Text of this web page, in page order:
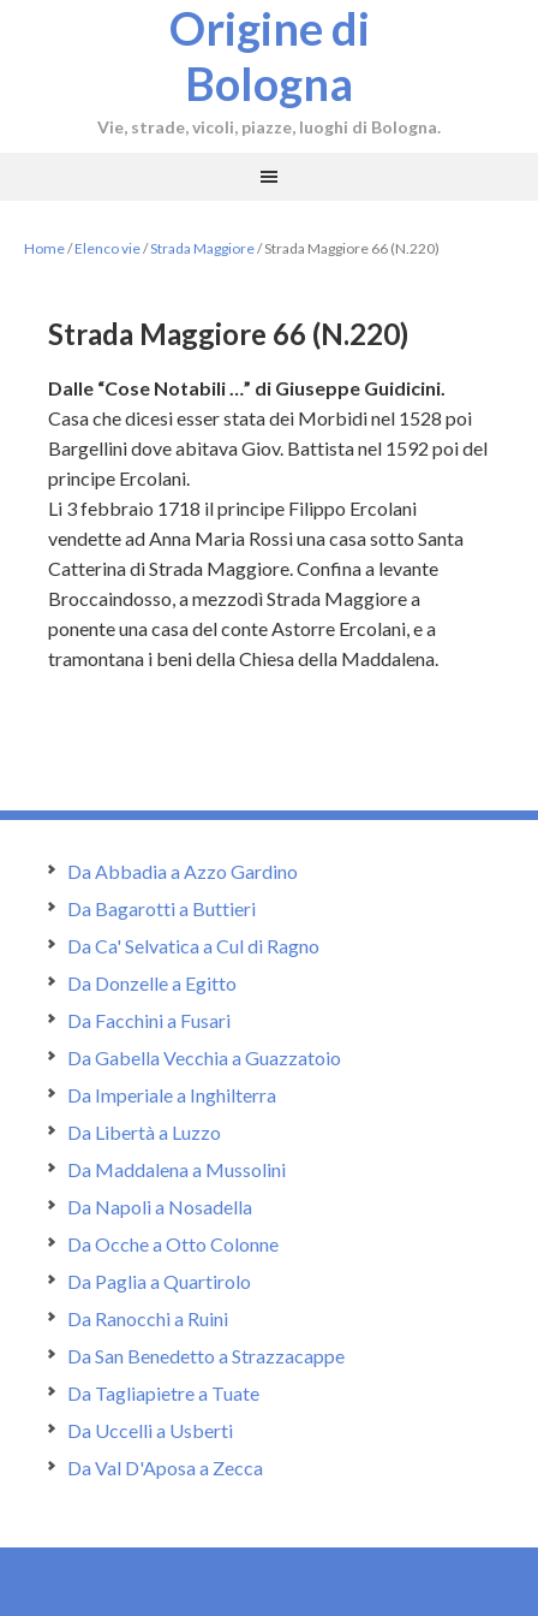
Origine di
Bologna
Vie, strade, vicoli, piazze, luoghi di Bologna.
Home/Elenco vie/Strada Maggiore/Strada Maggiore 66 (N.220)
Strada Maggiore 66 (N.220)
Dalle “Cose Notabili …” di Giuseppe Guidicini.
Casa che dicesi esser stata dei Morbidi nel 1528 poi
Bargellini dove abitava Giov. Battista nel 1592 poi del
principe Ercolani.
Li 3 febbraio 1718 il principe Filippo Ercolani
vendette ad Anna Maria Rossi una casa sotto Santa
Catterina di Strada Maggiore. Confina a levante
Broccaindosso, a mezzodì Strada Maggiore a
ponente una casa del conte Astorre Ercolani, e a
tramontana i beni della Chiesa della Maddalena.
Da Abbadia a Azzo Gardino
Da Bagarotti a Buttieri
Da Ca' Selvatica a Cul di Ragno
Da Donzelle a Egitto
Da Facchini a Fusari
Da Gabella Vecchia a Guazzatoio
Da Imperiale a Inghilterra
Da Libertà a Luzzo
Da Maddalena a Mussolini
Da Napoli a Nosadella
Da Ocche a Otto Colonne
Da Paglia a Quartirolo
Da Ranocchi a Ruini
Da San Benedetto a Strazzacappe
Da Tagliapietre a Tuate
Da Uccelli a Usberti
Da Val D'Aposa a Zecca